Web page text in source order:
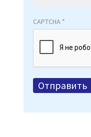
CAPTCHA*
Отправить